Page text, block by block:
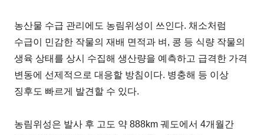
농산물 수급 관리에도 농림위성이 쓰인다. 채소처럼
수급이 민감한 작물의 재배 면적과 벼, 콩 등 식량 작물의
생육 상태를 상시 수집해 생산량을 예측하고 급격한 가격
변동에 선제적으로 대응할 방침이다. 병충해 등 이상
징후도 빠르게 발견할 수 있다.
농림위성은 발사 후 고도 약 888km 궤도에서 4개월간